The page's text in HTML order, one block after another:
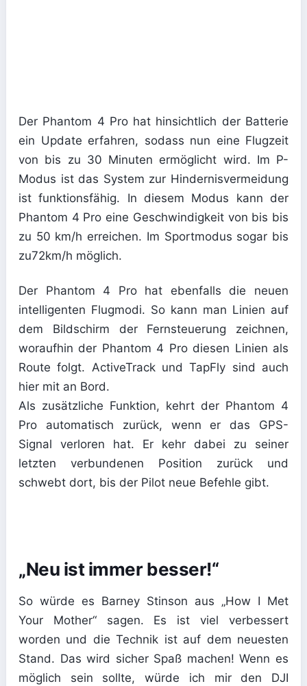
Der Phantom 4 Pro hat hinsichtlich der Batterie
ein Update erfahren, sodass nun eine Flugzeit
von bis zu 30 Minuten ermöglicht wird. Im P-
Modus ist das System zur Hindernisvermeidung
ist funktionsfähig. In diesem Modus kann der
Phantom 4 Pro eine Geschwindigkeit von bis bis
zu 50 km/h erreichen. Im Sportmodus sogar bis
zu72km/h möglich.
Der Phantom 4 Pro hat ebenfalls die neuen
intelligenten Flugmodi. So kann man Linien auf
dem Bildschirm der Fernsteuerung zeichnen,
woraufhin der Phantom 4 Pro diesen Linien als
Route folgt. ActiveTrack und TapFly sind auch
hier mit an Bord.
Als zusätzliche Funktion, kehrt der Phantom 4
Pro automatisch zurück, wenn er das GPS-
Signal verloren hat. Er kehr dabei zu seiner
letzten verbundenen Position zurück und
schwebt dort, bis der Pilot neue Befehle gibt.
„Neu ist immer besser!“
So würde es Barney Stinson aus „How I Met
Your Mother“ sagen. Es ist viel verbessert
worden und die Technik ist auf dem neuesten
Stand. Das wird sicher Spaß machen! Wenn es
möglich sein sollte, würde ich mir den DJI